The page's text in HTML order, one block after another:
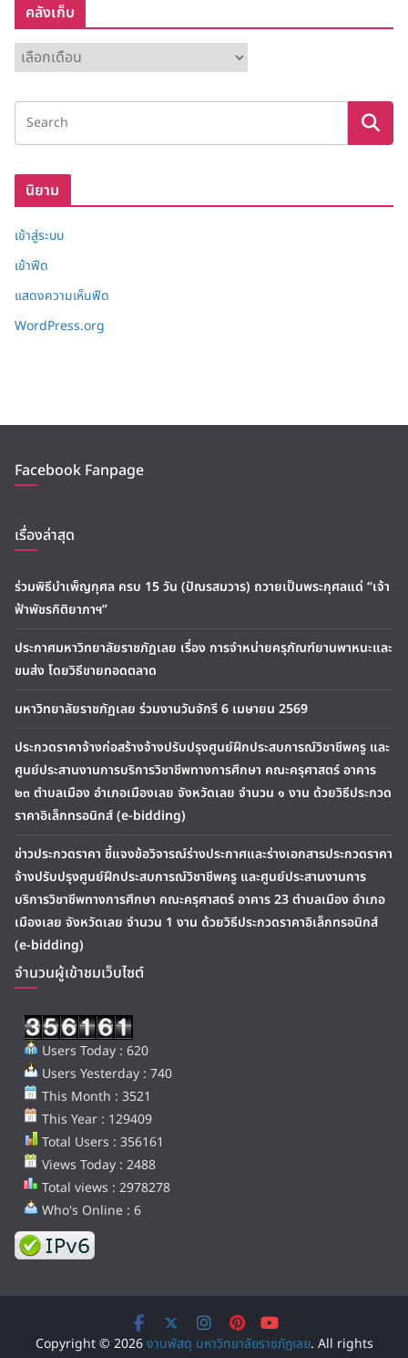
คลังเก็บ
ลั
ง
ก็
นิยาม
เข้าสู่ระบบ
เข้าฟีด
แสดงความเห็นฟีด
WordPress.org
Facebook Fanpage
เรื่องล่าสุด
ร่วมพิธีบำเพ็ญกุศล ครบ 15 วัน (ปัณรสมวาร) ถวายเป็นพระกุศลแด่ “เจ้า
ฟ้าพัชรกิติยาภาฯ”
ประกาศมหาวิทยาลัยราชภัฏเลย เรื่อง การจำหน่ายครุภัณฑ์ยานพาหนะและ
ขนส่ง โดยวิธีขายทอดตลาด
มหาวิทยาลัยราชภัฏเลย ร่วมงานวันจักรี 6 เมษายน 2569
ประกวดราคาจ้างก่อสร้างจ้างปรับปรุงศูนย์ฝึกประสบการณ์วิชาชีพครู และ
ศูนย์ประสานงานการบริการวิชาชีพทางการศึกษา คณะครุศาสตร์ อาคาร
๒๓ ตำบลเมือง อำเภอเมืองเลย จังหวัดเลย จำนวน ๑ งาน ด้วยวิธีประกวด
ราคาอิเล็กทรอนิกส์ (e-bidding)
ข่าวประกวดราคา ชี้แจงข้อวิจารณ์ร่างประกาศและร่างเอกสารประกวดราคา
จ้างปรับปรุงศูนย์ฝึกประสบการณ์วิชาชีพครู และศูนย์ประสานงานการ
บริการวิชาชีพทางการศึกษา คณะครุศาสตร์ อาคาร 23 ตำบลเมือง อำเภอ
เมืองเลย จังหวัดเลย จำนวน 1 งาน ด้วยวิธีประกวดราคาอิเล็กทรอนิกส์
(e-bidding)
จำนวนผู้เข้าชมเว็บไซต์
Users Today : 620
Users Yesterday : 740
This Month : 3521
This Year : 129409
Total Users : 356161
Views Today : 2488
Total views : 2978278
Who's Online : 6
Copyright © 2026งานพัสดุ มหาวิทยาลัยราชภัฏเลย. All rights